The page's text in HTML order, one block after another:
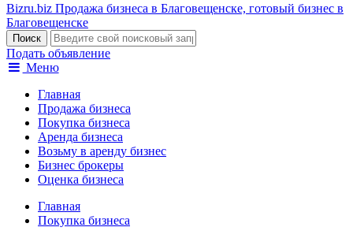
Bizru.biz Продажа бизнеса в Благовещенске, готовый бизнес в
Благовещенске
Подать объявление
Меню
Главная
Продажа бизнеса
Покупка бизнеса
Аренда бизнеса
Возьму в аренду бизнес
Бизнес брокеры
Оценка бизнеса
Главная
Покупка бизнеса